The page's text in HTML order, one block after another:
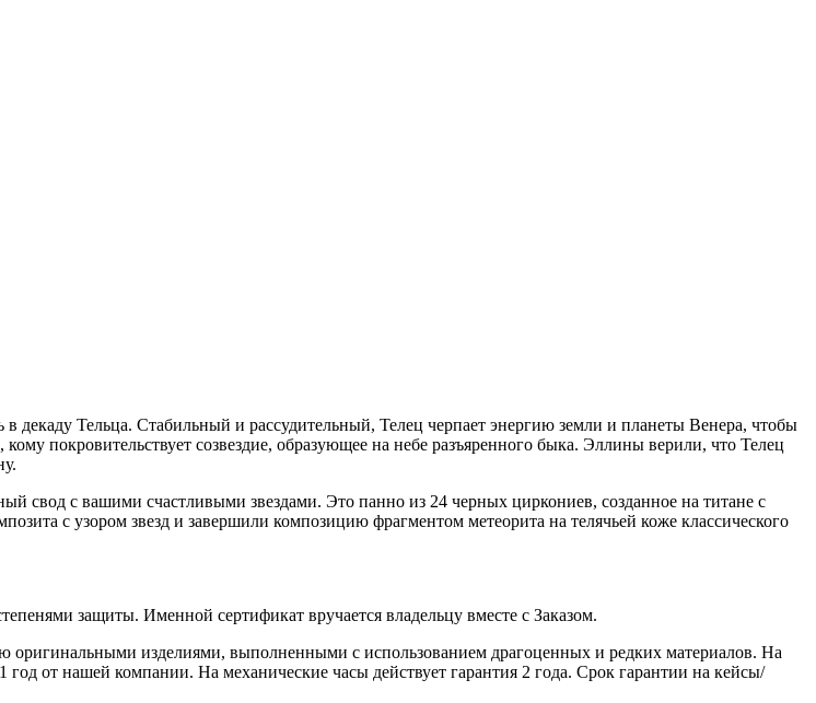
декаду Тельца. Стабильный и рассудительный, Телец черпает энергию земли и планеты Венера, чтобы
покровительствует созвездие, образующее на небе разъяренного быка. Эллины верили, что Телец
свод с вашими счастливыми звездами. Это панно из 24 черных циркониев, созданное на титане с
с узором звезд и завершили композицию фрагментом метеорита на телячьей коже классического
защиты. Именной сертификат вручается владельцу вместе с Заказом.
оригинальными изделиями, выполненными с использованием драгоценных и редких материалов. На
от нашей компании. На механические часы действует гарантия 2 года. Срок гарантии на кейсы/